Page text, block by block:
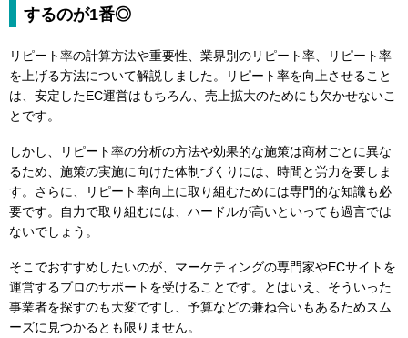
するのが1番◎
リピート率の計算方法や重要性、業界別のリピート率、リピート率
を上げる方法について解説しました。リピート率を向上させること
は、安定したEC運営はもちろん、売上拡大のためにも欠かせないこ
とです。
しかし、リピート率の分析の方法や効果的な施策は商材ごとに異な
るため、施策の実施に向けた体制づくりには、時間と労力を要しま
す。さらに、リピート率向上に取り組むためには専門的な知識も必
要です。自力で取り組むには、ハードルが高いといっても過言では
ないでしょう。
そこでおすすめしたいのが、マーケティングの専門家やECサイトを
運営するプロのサポートを受けることです。とはいえ、そういった
事業者を探すのも大変ですし、予算などの兼ね合いもあるためスム
ーズに見つかるとも限りません。